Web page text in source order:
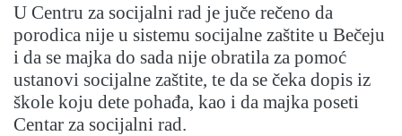
U Centru za socijalni rad je juče rečeno da
porodica nije u sistemu socijalne zaštite u Bečeju
i da se majka do sada nije obratila za pomoć
ustanovi socijalne zaštite, te da se čeka dopis iz
škole koju dete pohađa, kao i da majka poseti
Centar za socijalni rad.